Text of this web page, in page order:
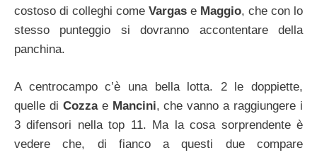
costoso di colleghi come Vargas e Maggio, che con lo
stesso punteggio si dovranno accontentare della
panchina.
A centrocampo c’è una bella lotta. 2 le doppiette,
quelle di Cozza e Mancini, che vanno a raggiungere i
3 difensori nella top 11. Ma la cosa sorprendente è
vedere che, di fianco a questi due compare